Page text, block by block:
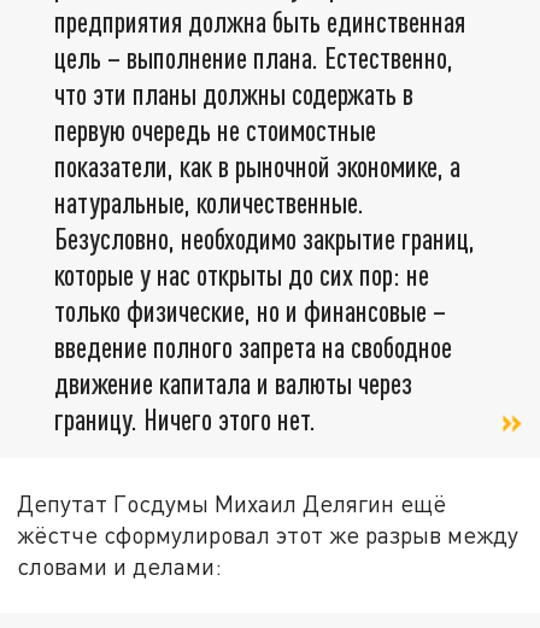
предприятия должна быть единственная
цель – выполнение плана. Естественно,
что эти планы должны содержать в
первую очередь не стоимостные
показатели, как в рыночной экономике, а
натуральные, количественные.
Безусловно, необходимо закрытие границ,
которые у нас открыты до сих пор: не
только физические, но и финансовые –
введение полного запрета на свободное
движение капитала и валюты через
границу. Ничего этого нет.
Депутат Госдумы Михаил Делягин ещё
жёстче сформулировал этот же разрыв между
словами и делами: